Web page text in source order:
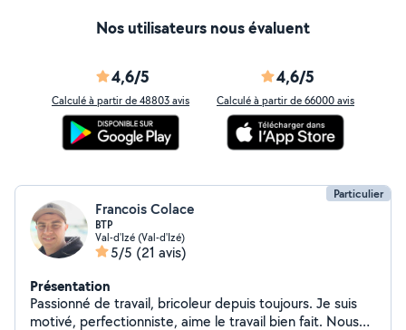
Nos utilisateurs nous évaluent
4,6/5
Calculé à partir de 48803 avis
4,6/5
Calculé à partir de 66000 avis
Particulier
Francois Colace
BTP
Val-d'Izé (Val-d'Izé)
5/5 (21 avis)
Présentation
Passionné de travail, bricoleur depuis toujours. Je suis
motivé, perfectionniste, aime le travail bien fait. Nous